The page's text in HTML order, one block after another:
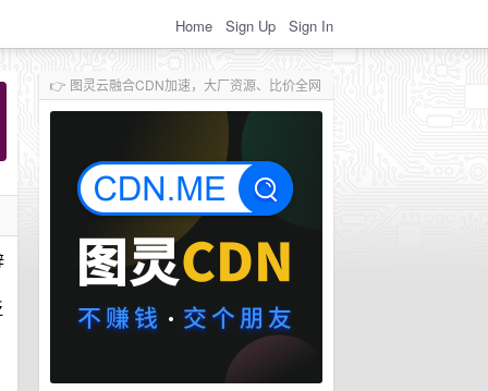
Home Sign Up Sign In
👉 图灵云融合CDN加速，大厂资源、比价全网